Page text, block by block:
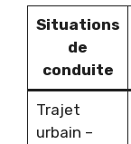
Situations
de
conduite
Trajet
urbain –